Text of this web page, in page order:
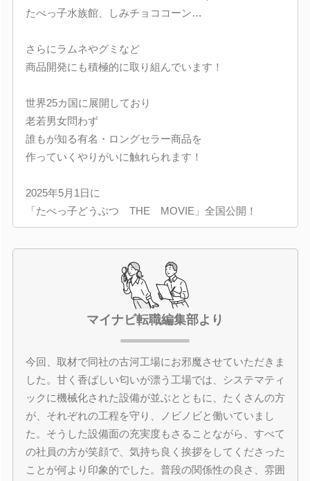
たべっ子水族館、しみチョココーン…
さらにラムネやグミなど
商品開発にも積極的に取り組んでいます！
世界25カ国に展開しており
老若男女問わず
誰もが知る有名・ロングセラー商品を
作っていくやりがいに触れられます！
2025年5月1日に
「たべっ子どうぶつ THE MOVIE」全国公開！
マイナビ転職編集部より
今回、取材で同社の古河工場にお邪魔させていただきま
した。甘く香ばしい匂いが漂う工場では、システマティ
ックに機械化された設備が並ぶとともに、たくさんの方
が、それぞれの工程を守り、ノビノビと働いていまし
た。そうした設備面の充実度もさることながら、すべて
の社員の方が笑顔で、気持ち良く挨拶をしてくださった
ことが何より印象的でした。普段の関係性の良さ、雰囲